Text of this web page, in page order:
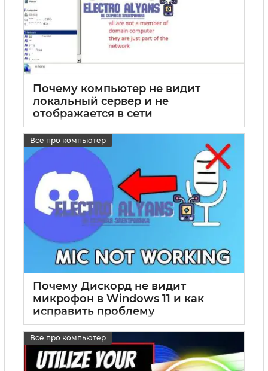
Почему компьютер не видит
локальный сервер и не
отображается в сети
Все про компьютер
Почему Дискорд не видит
микрофон в Windows 11 и как
исправить проблему
Все про компьютер